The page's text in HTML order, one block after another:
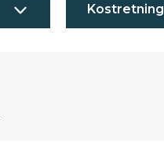
Kostretning